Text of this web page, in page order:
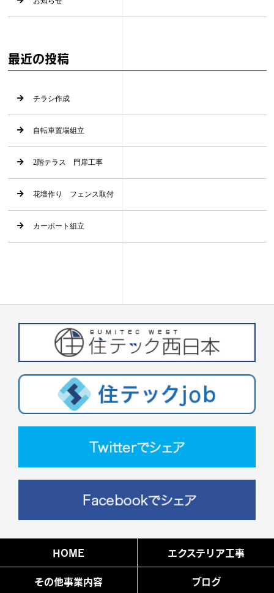
最近の投稿
チラシ作成
自転車置場組立
2階テラス 門扉工事
花壇作り フェンス取付
カーポート組立
HOME エクステリア工事
その他事業内容 ブログ